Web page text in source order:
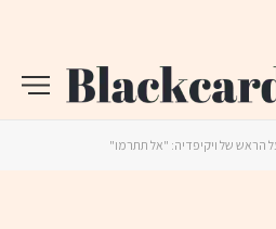
הראש של ויקיפדיה: "אל תתרמו"